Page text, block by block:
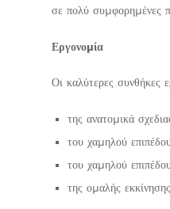
σε πολύ συµφορηµένες
Εργονοµία
Οι καλύτερες συνθήκες
της ανατοµικά
του χαµηλού
του χαµηλού
της οµαλής